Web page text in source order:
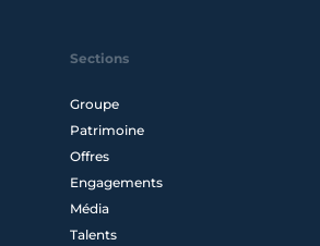
Sections
Groupe
Patrimoine
Offres
Engagements
Média
Talents